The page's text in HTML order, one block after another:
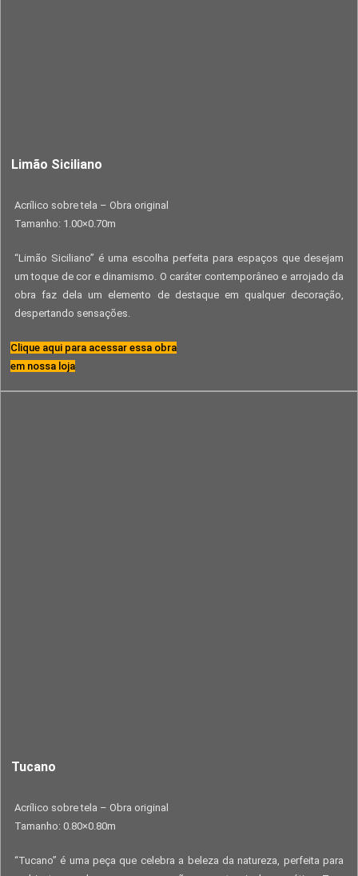
Limão Siciliano
Acrílico sobre tela – Obra original
Tamanho: 1.00×0.70m
“Limão Siciliano” é uma escolha perfeita para espaços que desejam
um toque de cor e dinamismo. O caráter contemporâneo e arrojado da
obra faz dela um elemento de destaque em qualquer decoração,
despertando sensações.
Clique aqui para acessar essa obra
em nossa loja
Tucano
Acrílico sobre tela – Obra original
Tamanho: 0.80×0.80m
“Tucano” é uma peça que celebra a beleza da natureza, perfeita para